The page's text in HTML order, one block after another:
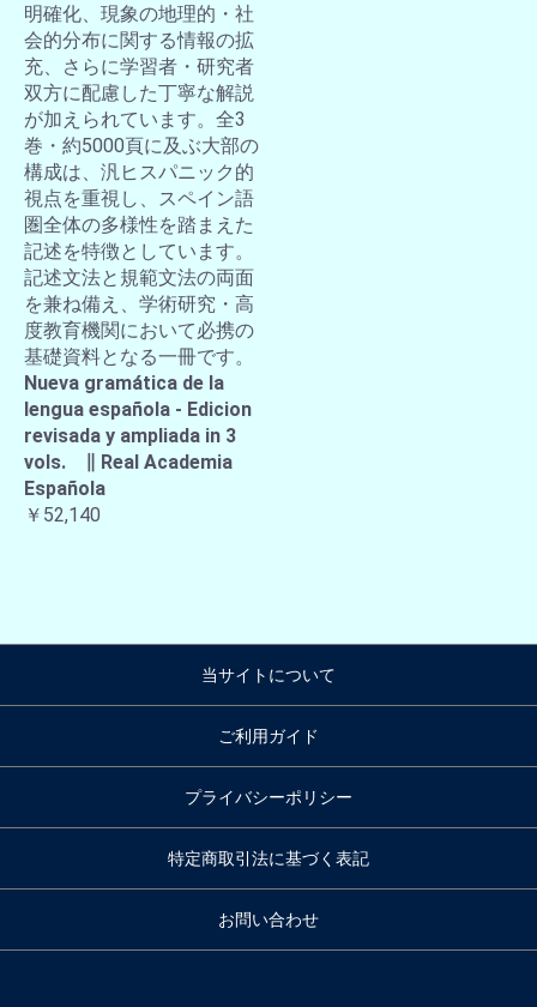
明確化、現象の地理的・社
会的分布に関する情報の拡
充、さらに学習者・研究者
双方に配慮した丁寧な解説
が加えられています。全3
巻・約5000頁に及ぶ大部の
構成は、汎ヒスパニック的
視点を重視し、スペイン語
圏全体の多様性を踏まえた
記述を特徴としています。
記述文法と規範文法の両面
を兼ね備え、学術研究・高
度教育機関において必携の
基礎資料となる一冊です。
Nueva gramática de la
lengua española - Edicion
revisada y ampliada in 3
vols. ∥ Real Academia
Española
￥52,140
当サイトについて
ご利用ガイド
プライバシーポリシー
特定商取引法に基づく表記
お問い合わせ